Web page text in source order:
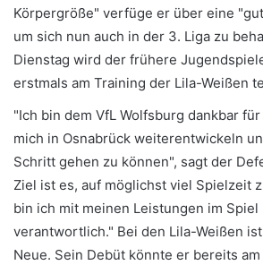
Körpergröße" verfüge er über eine
um sich nun auch in der 3. Liga zu
Dienstag wird der frühere
erstmals am Training der Lila-Weißen
"Ich bin dem VfL Wolfsburg dankbar
mich in Osnabrück weiterentwickeln
Schritt gehen zu können", sagt der
Ziel ist es, auf möglichst viel Spielzeit
bin ich mit meinen Leistungen im
verantwortlich." Bei den Lila-Weißen
Neue. Sein Debüt könnte er bereits